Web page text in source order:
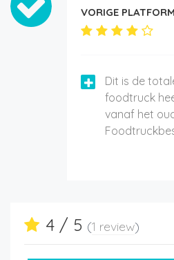
VORIGE
Dit is de
foodtruck
vanaf het
4 / 5 (1 review)